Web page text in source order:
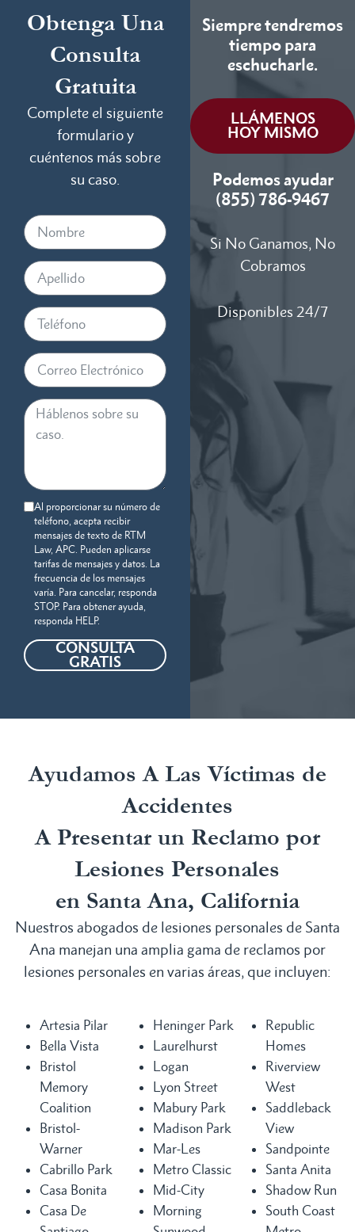
Obtenga Una
Consulta
Gratuita
Complete el siguiente
formulario y
cuéntenos más sobre
su caso.
Al proporcionar su número de
teléfono, acepta recibir
mensajes de texto de RTM
Law, APC. Pueden aplicarse
tarifas de mensajes y datos. La
frecuencia de los mensajes
varía. Para cancelar, responda
STOP. Para obtener ayuda,
responda HELP.
CONSULTA
GRATIS
Siempre tendremos
tiempo para
eschucharle.
LLÁMENOS
HOY MISMO
Podemos ayudar
(855) 786-9467
Si No Ganamos, No
Cobramos
Disponibles 24/7
Ayudamos A Las Víctimas de
Accidentes
A Presentar un Reclamo por
Lesiones Personales
en Santa Ana, California
Nuestros abogados de lesiones personales de Santa
Ana manejan una amplia gama de reclamos por
lesiones personales en varias áreas, que incluyen:
Artesia Pilar
Bella Vista
Bristol
Memory
Coalition
Bristol-
Warner
Cabrillo Park
Casa Bonita
Casa De
Heninger Park
Laurelhurst
Logan
Lyon Street
Mabury Park
Madison Park
Mar-Les
Metro Classic
Mid-City
Morning
Republic
Homes
Riverview
West
Saddleback
View
Sandpointe
Santa Anita
Shadow Run
South Coast